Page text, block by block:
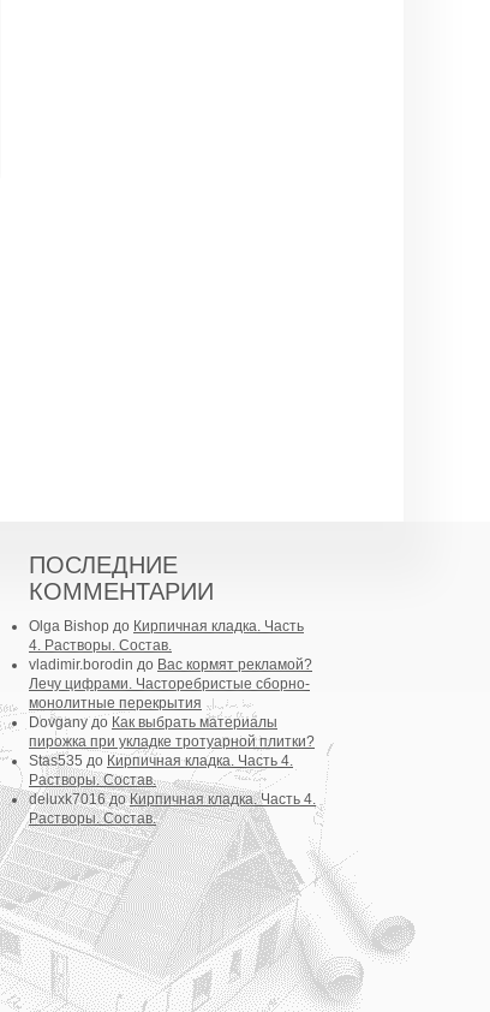
ПОСЛЕДНИЕ
КОММЕНТАРИИ
Olga Bishop до Кирпичная кладка. Часть
4. Растворы. Состав.
vladimir.borodin до Вас кормят рекламой?
Лечу цифрами. Часторебристые сборно-
монолитные перекрытия
Dovganyдо Как выбрать материалы
пирожка при укладке тротуарной плитки?
Stas535 до Кирпичная кладка. Часть 4.
Растворы. Состав.
deluxk7016доКирпичная кладка. Часть 4.
Растворы. Состав.